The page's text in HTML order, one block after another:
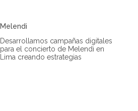
Melendi
Desarrollamos campañas digitales
para el concierto de Melendi en
Lima creando estrategias